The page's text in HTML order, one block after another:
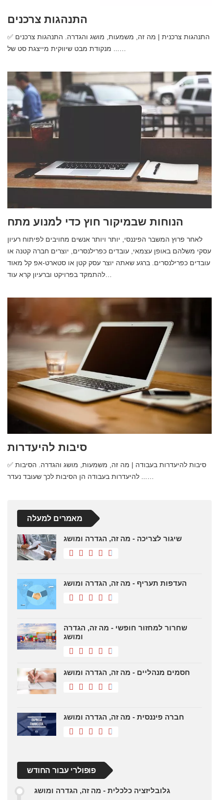
התנהגות צרכנים
✅ התנהגות צרכנית | מה זה, משמעות, מושג והגדרה. התנהגות צרכנים
מנקודת מבט שיווקית מייצגת סט של ...…
הנוחות שבמיקור חוץ כדי למנוע מתח
לאחר פרוץ המשבר הפיננסי, יותר ויותר אנשים מחויבים לפיתוח רעיון
עסקי משלהם באופן עצמאי, עובדים כפרילנסרים, יוצרים חברה קטנה או
עובדים כפרילנסרים. ברגע שאתה יוצר עסק קטן או סטארט-אפ קל מאוד
סיבות להיעדרות
✅ סיבות להיעדרות בעבודה | מה זה, משמעות, מושג והגדרה. הסיבות
מאמרים למעלה
שיגור לצריכה - מה זה, הגדרה ומושג
העדפות תעריף - מה זה, הגדרה ומושג
שחרור למחזור חופשי - מה זה, הגדרה
ומושג
חסמים מנהליים - מה זה, הגדרה ומושג
חברה פיננסית - מה זה, הגדרה ומושג
פופולרי עבור החודש
גלובליזציה כלכלית - מה זה, הגדרה ומושג